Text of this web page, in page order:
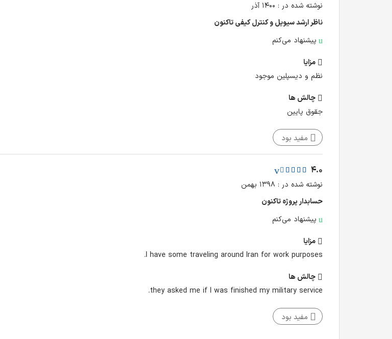
نوشته شده در : ۱۴۰۰ آذر
ناظر ارشد سیویل و کنترل کیفی تا‌کنون
پیشنهاد می‌کنم
مزایا
نظم و دیسپلین موجود
چالش‌ ها
جقوق پایین
مفید بود
4.0
نوشته شده در : ۱۳۹۸ بهمن
حسابدار پروژه تا‌کنون
پیشنهاد می‌کنم
مزایا
I have some traveling around Iran for work purposes.
چالش‌ ها
they asked me if I was finished my military service.
مفید بود